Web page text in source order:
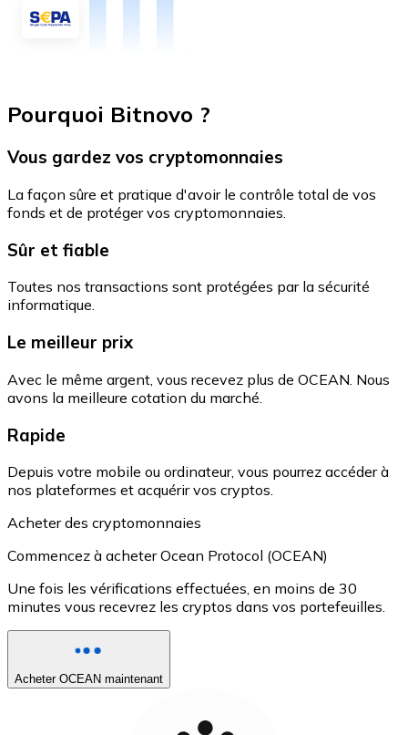
Pourquoi Bitnovo ?
Vous gardez vos cryptomonnaies
La façon sûre et pratique d'avoir le contrôle total de vos
fonds et de protéger vos cryptomonnaies.
Sûr et fiable
Toutes nos transactions sont protégées par la sécurité
informatique.
Le meilleur prix
Avec le même argent, vous recevez plus de OCEAN. Nous
avons la meilleure cotation du marché.
Rapide
Depuis votre mobile ou ordinateur, vous pourrez accéder à
nos plateformes et acquérir vos cryptos.
Acheter des cryptomonnaies
Commencez à acheter Ocean Protocol (OCEAN)
Une fois les vérifications effectuées, en moins de 30
minutes vous recevrez les cryptos dans vos portefeuilles.
Acheter OCEAN maintenant